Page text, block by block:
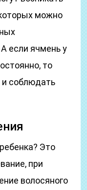
можно
А если ячмень у
то
и соблюдать
Это
при
волосяного